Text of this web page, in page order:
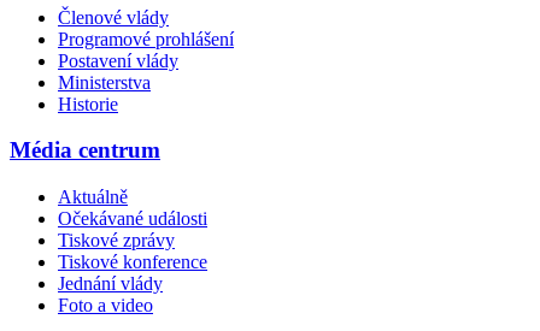
Členové vlády
Programové prohlášení
Postavení vlády
Ministerstva
Historie
Média centrum
Aktuálně
Očekávané události
Tiskové zprávy
Tiskové konference
Jednání vlády
Foto a video